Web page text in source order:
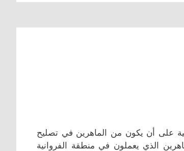
على أن يكون من الماهرين في تصليح
الذي يعملون في منطقة الفروانية